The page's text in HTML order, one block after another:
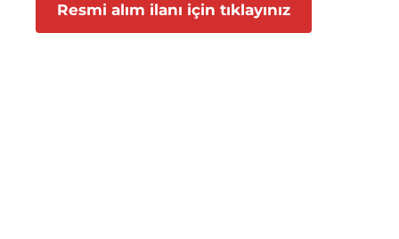
Resmi alım ilanı için tıklayınız